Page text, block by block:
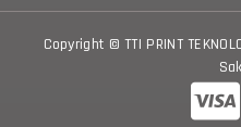
Copyright © TTI PRINT